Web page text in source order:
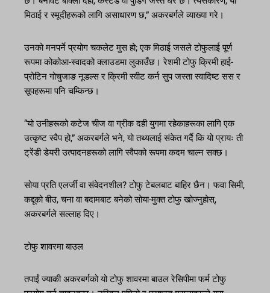
मिठाई र स्मूदीहरूको लागि असाधारण छ,” अकरबर्गले व्याख्या गरे।
उनको मनपर्ने प्रयोग चकलेट मुस हो; एक मिठाई जसले टोफुलाई पूर्ण
रूपमा कोकोआ-स्वादको क्लाउडमा लुकाउँछ। रेशमी टोफु क्रिमी हाई-
प्रोटिन गोचुजाङ नूडल्स र क्रिमी स्वीट कर्न सुप जस्ता स्वादिष्ट सस र
सूपहरूमा पनि चम्किन्छ।
“यो उनीहरूको कटेज चीज वा ग्रीक दही युगमा रहेकाहरूका लागि एक
उत्कृष्ट स्वैप हो,” अकरबर्गले भने, यो तथ्यलाई संकेत गर्दै कि यो प्रायः ती
ट्रेंडी डेयरी उत्पादनहरूको लागि स्वैपको रूपमा कदम चाल्न सक्छ।
सोया प्रति एलर्जी वा संवेदनशील? टोफु टेबलबाट बाहिर छैन। फवा सिमी,
कद्दूको बीउ, चना वा बदामबाट बनेको सोया-मुक्त टोफु खोज्नुहोस्,
अकरबर्गले सल्लाह दिए।
टोफु शावरमा बाउल
तपाईं ज्याकी अकरबर्गको यो टोफु शावरमा बाउल रेसिपीमा फर्म टोफु